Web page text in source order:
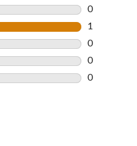
0
0
1
1
0
0
0
0
0